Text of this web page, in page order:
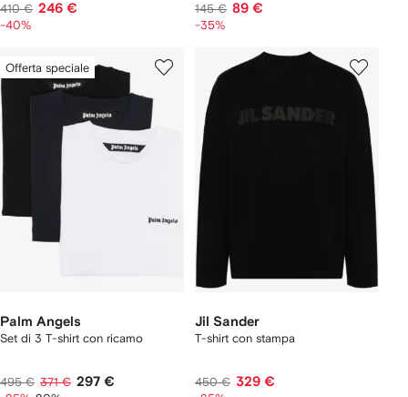
410 € 246 €
-40%
145 € 89 €
-35%
Offerta speciale
Palm Angels
Set di 3 T-shirt con ricamo
495 € 371 € 297 €
Jil Sander
T-shirt con stampa
450 € 329 €